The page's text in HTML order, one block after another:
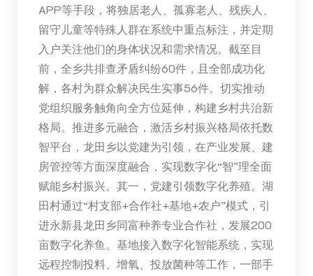
APP等手段，将独居老人、孤寡老人、残疾人、
留守儿童等特殊人群在系统中重点标注，并定期
入户关注他们的身体状况和需求情况。截至目
前，全乡共排查矛盾纠纷60件，且全部成功化
解，各村为群众解决民生实事56件。切实推动
党组织服务触角向全方位延伸，构建乡村共治新
格局。推进多元融合，激活乡村振兴格局依托数
智平台，龙田乡以党建为引领，在产业发展、建
房管控等方面深度融合，实现数字化“智”理全面
赋能乡村振兴。其一，党建引领数字化养殖。湖
田村通过“村支部+合作社+基地+农户”模式，引
进永新县龙田乡同富种养专业合作社，发展200
亩数字化养鱼。基地接入数字化智能系统，实现
远程控制投料、增氧、投放菌种等工作，一部手